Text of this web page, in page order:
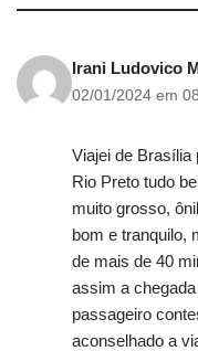
Irani Ludovico
02/01/2024 em
Viajei de Brasília
Rio Preto tudo
muito grosso,
bom e tranquilo,
de mais de 40
assim a
passageiro
aconselhado a